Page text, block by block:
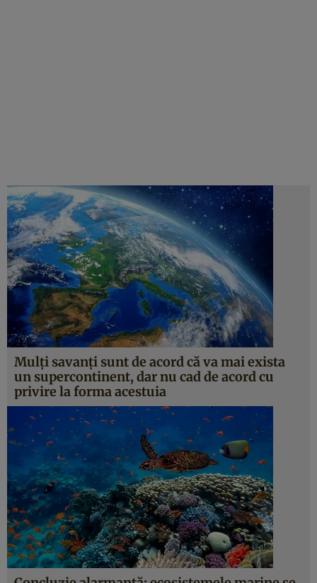
Mulţi savanţi sunt de acord că va mai exista
un supercontinent, dar nu cad de acord cu
privire la forma acestuia